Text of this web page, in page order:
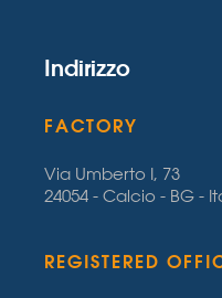
Indirizzo
FACTORY
Via Umberto I, 73
24054 - Calcio - BG -
REGISTERED